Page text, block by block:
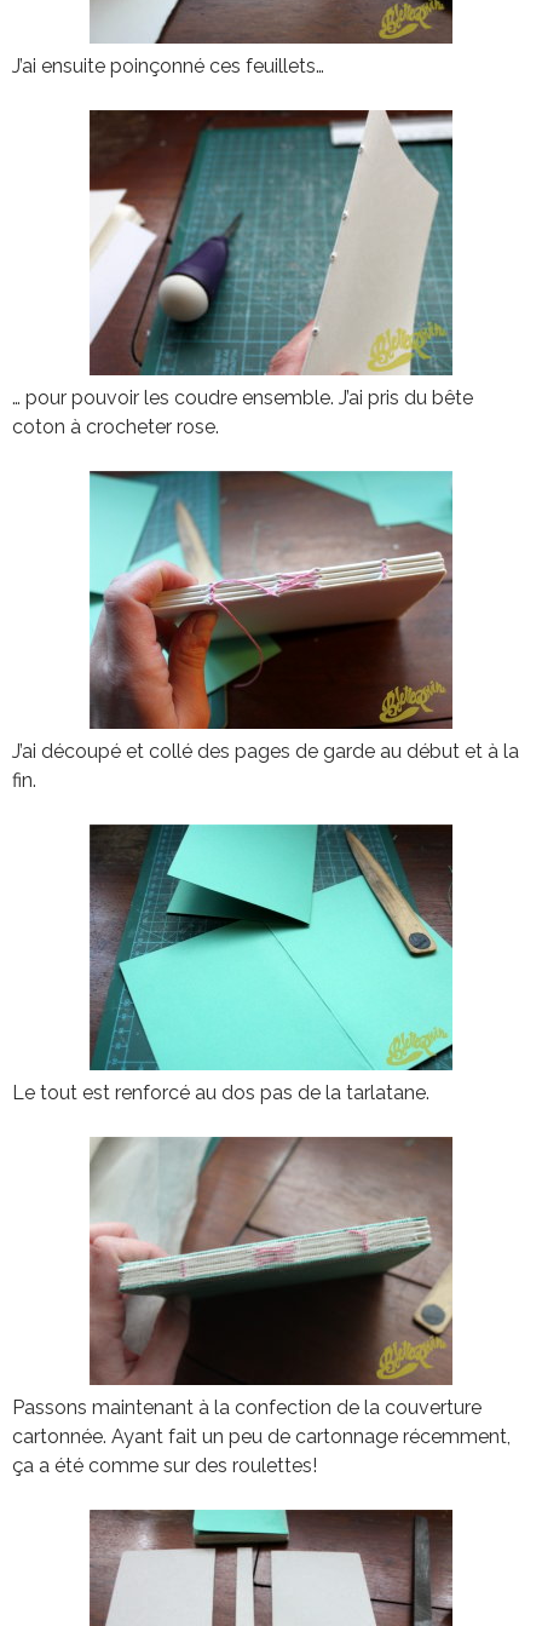
J’ai ensuite poinçonné ces feuillets…
… pour pouvoir les coudre ensemble. J’ai pris du bête
coton à crocheter rose.
J’ai découpé et collé des pages de garde au début et à la
fin.
Le tout est renforcé au dos pas de la tarlatane.
Passons maintenant à la confection de la couverture
cartonnée. Ayant fait un peu de cartonnage récemment,
ça a été comme sur des roulettes!